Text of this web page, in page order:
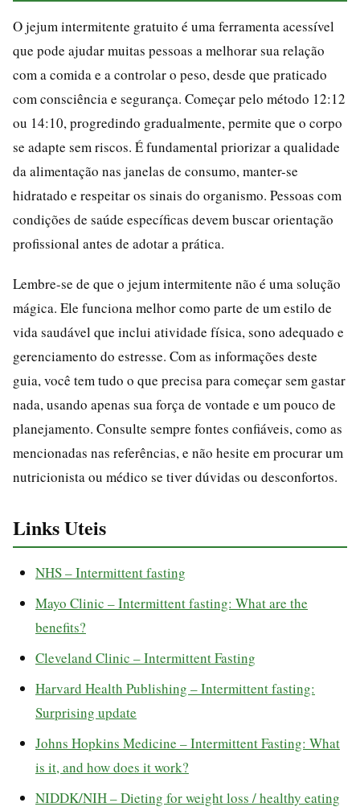
O jejum intermitente gratuito é uma ferramenta acessível
que pode ajudar muitas pessoas a melhorar sua relação
com a comida e a controlar o peso, desde que praticado
com consciência e segurança. Começar pelo método 12:12
ou 14:10, progredindo gradualmente, permite que o corpo
se adapte sem riscos. É fundamental priorizar a qualidade
da alimentação nas janelas de consumo, manter-se
hidratado e respeitar os sinais do organismo. Pessoas com
condições de saúde específicas devem buscar orientação
profissional antes de adotar a prática.
Lembre-se de que o jejum intermitente não é uma solução
mágica. Ele funciona melhor como parte de um estilo de
vida saudável que inclui atividade física, sono adequado e
gerenciamento do estresse. Com as informações deste
guia, você tem tudo o que precisa para começar sem gastar
nada, usando apenas sua força de vontade e um pouco de
planejamento. Consulte sempre fontes confiáveis, como as
mencionadas nas referências, e não hesite em procurar um
nutricionista ou médico se tiver dúvidas ou desconfortos.
Links Uteis
NHS – Intermittent fasting
Mayo Clinic – Intermittent fasting: What are the
benefits?
Cleveland Clinic – Intermittent Fasting
Harvard Health Publishing – Intermittent fasting:
Surprising update
Johns Hopkins Medicine – Intermittent Fasting: What
is it, and how does it work?
NIDDK/NIH – Dieting for weight loss / healthy eating